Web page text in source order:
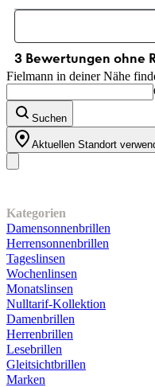
Fielmann in deiner Nähe
Suchen
Aktuellen Standort
Kategorien
Damensonnenbrillen
Herrensonnenbrillen
Tageslinsen
Wochenlinsen
Monatslinsen
Nulltarif-Kollektion
Damenbrillen
Herrenbrillen
Lesebrillen
Gleitsichtbrillen
Marken